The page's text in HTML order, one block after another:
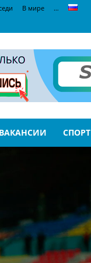
В мире …
СПОРТ